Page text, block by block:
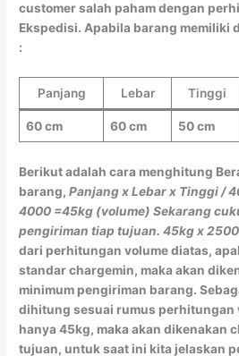
customer salah paham dengan
Ekspedisi. Apabila barang memiliki
:
Panjang Lebar Tinggi
60 cm 60 cm 50 cm
Berikut adalah cara menghitung
barang,Panjang x Lebar x Tinggi /
4000 =45kg (volume) Sekarang
pengiriman tiap tujuan. 45kg x
dari perhitungan volume diatas,
standar chargemin, maka akan
minimum pengiriman barang.
dihitung sesuai rumus perhitungan
hanya 45kg, maka akan dikenakan
tujuan, untuk saat ini kita jelaskan